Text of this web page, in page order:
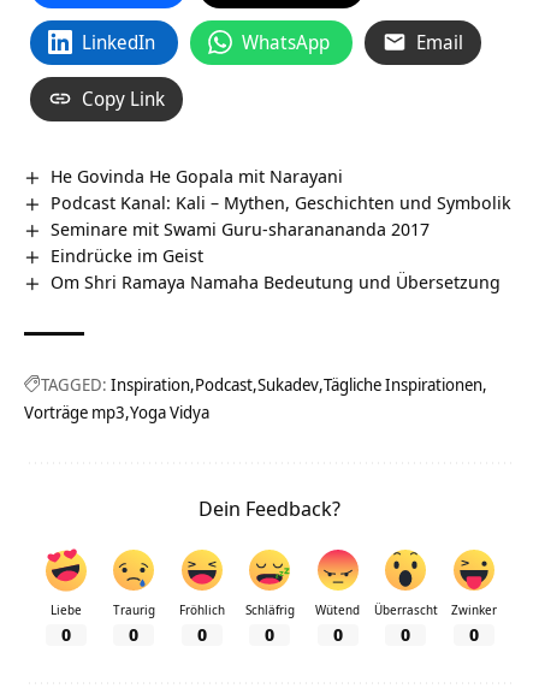
LinkedIn WhatsApp Email
Copy Link
He Govinda He Gopala mit Narayani
Podcast Kanal: Kali – Mythen, Geschichten und Symbolik
Seminare mit Swami Guru-sharanananda 2017
Eindrücke im Geist
Om Shri Ramaya Namaha Bedeutung und Übersetzung
TAGGED: Inspiration Podcast Sukadev Tägliche Inspirationen
Vorträge mp3 Yoga Vidya
Dein Feedback?
Liebe
0
Traurig
0
Fröhlich
0
Schläfrig
0
Wütend
0
Überrascht
0
Zwinker
0